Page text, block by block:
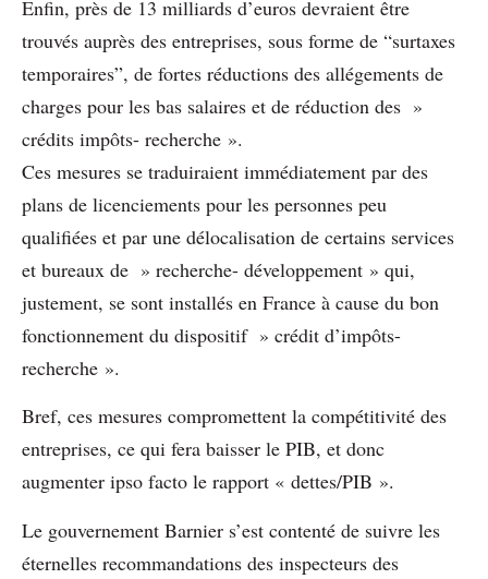
Enfin, près de 13 milliards d’euros devraient être
trouvés auprès des entreprises, sous forme de “surtaxes
temporaires”, de fortes réductions des allégements de
charges pour les bas salaires et de réduction des »
crédits impôts- recherche ».
Ces mesures se traduiraient immédiatement par des
plans de licenciements pour les personnes peu
qualifiées et par une délocalisation de certains services
et bureaux de » recherche- développement » qui,
justement, se sont installés en France à cause du bon
fonctionnement du dispositif » crédit d’impôts-
recherche ».
Bref, ces mesures compromettent la compétitivité des
entreprises, ce qui fera baisser le PIB, et donc
augmenter ipso facto le rapport « dettes/PIB ».
Le gouvernement Barnier s’est contenté de suivre les
éternelles recommandations des inspecteurs des